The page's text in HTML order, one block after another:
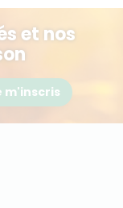
et nos
m'inscris